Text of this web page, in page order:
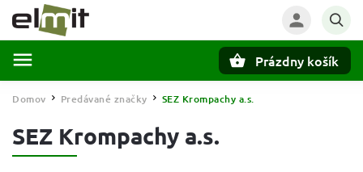
Prázdny košík
Domov / Predávané značky / SEZ Krompachy a.s.
SEZ Krompachy a.s.